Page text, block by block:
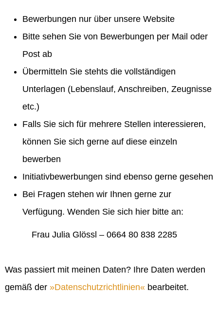
Bewerbungen nur über unsere Website
Bitte sehen Sie von Bewerbungen per Mail oder
Post ab
Übermitteln Sie stehts die vollständigen
Unterlagen (Lebenslauf, Anschreiben, Zeugnisse
etc.)
Falls Sie sich für mehrere Stellen interessieren,
können Sie sich gerne auf diese einzeln
bewerben
Initiativbewerbungen sind ebenso gerne gesehen
Bei Fragen stehen wir Ihnen gerne zur
Verfügung. Wenden Sie sich hier bitte an:
Frau Julia Glössl – 0664 80 838 2285
Was passiert mit meinen Daten? Ihre Daten werden
gemäß der
Datenschutzrichtlinien bearbeitet.